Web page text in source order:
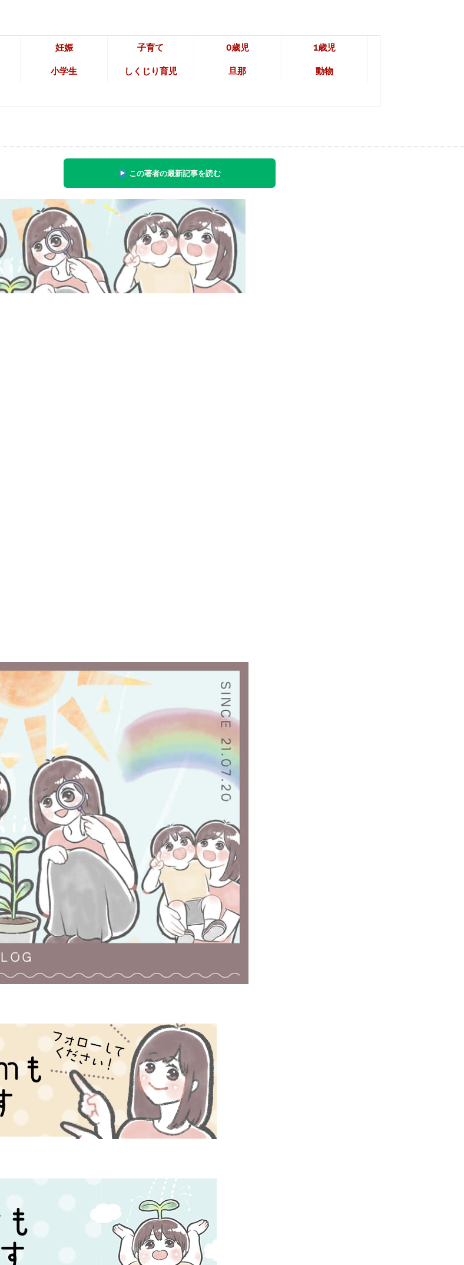
妊娠 子育て 0歳児 1歳児
小学生 しくじり育児 旦那 動物
この著者の最新記事を読む